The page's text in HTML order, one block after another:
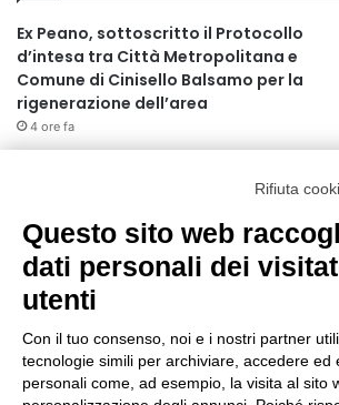
Ex Peano, sottoscritto il Protocollo
d’intesa tra Città Metropolitana e
Comune di Cinisello Balsamo per la
rigenerazione dell’area
4 ore fa
Ex mercato Selinunte, via libera alle
linee di indirizzo per il nuovo spazio
socio-aggregativo dedicato ai giovani
7 ore fa
Assegnati a Sogemi quattro mercati
comunali coperti
Rifiuta
Questo sito web
dati personali dei
utenti
Con il tuo consenso, noi e i nostri partner
tecnologie simili per archiviare, accedere ed
personali come, ad esempio, la visita al sito